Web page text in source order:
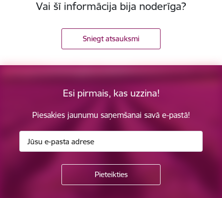
Vai šī informācija bija noderīga?
Sniegt atsauksmi
Esi pirmais, kas uzzina!
Piesakies jaunumu saņemšanai savā e-pastā!